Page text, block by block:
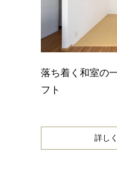
落ち着く和室の
フト
詳し